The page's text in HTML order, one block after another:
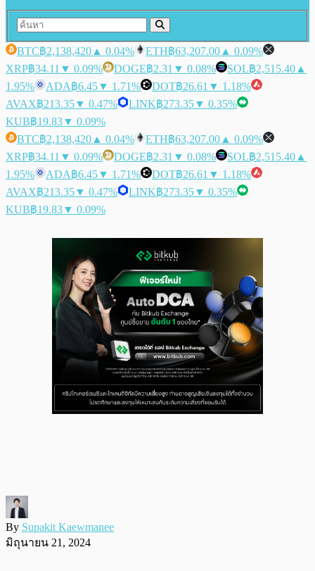
BTC฿2,138,420 ▲ 0.04% ETH฿63,207.00 ▲ 0.09%
XRP฿34.11 ▼ 0.09% DOGE฿2.31 ▼ 0.08% SOL฿2,515.40 ▲
1.95%
ADA฿6.45▼ 1.71% DOT฿26.61 ▼ 1.18%
AVAX฿213.35▼ 0.47% LINK฿273.35▼ 0.35%
KUB฿19.83▼ 0.09%
BTC฿2,138,420 ▲ 0.04% ETH฿63,207.00 ▲ 0.09%
XRP฿34.11 ▼ 0.09% DOGE฿2.31 ▼ 0.08% SOL฿2,515.40 ▲
1.95%
ADA฿6.45▼ 1.71% DOT฿26.61 ▼ 1.18%
AVAX฿213.35▼ 0.47% LINK฿273.35▼ 0.35%
KUB฿19.83▼ 0.09%
By Supakit Kaewmanee
มิถุนายน 21, 2024